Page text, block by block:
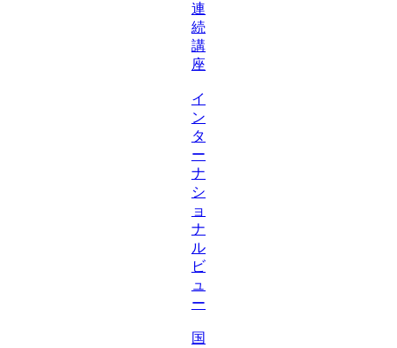
連
続
講
座
イ
ン
タ
ー
ナ
シ
ョ
ナ
ル
ビ
ュ
ー
国